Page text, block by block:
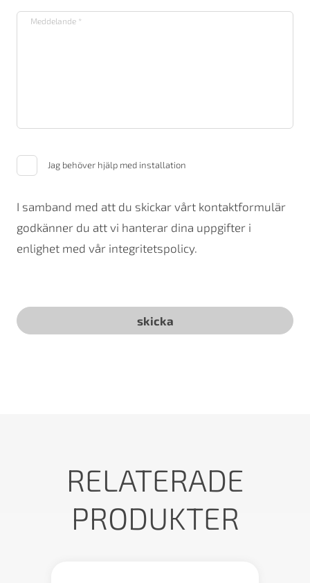
Jag behöver hjälp med installation
I samband med att du skickar vårt kontaktformulär
godkänner du att vi hanterar dina uppgifter i
enlighet med vår integritetspolicy.
RELATERADE
PRODUKTER